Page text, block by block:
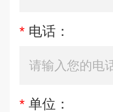
* 电话：
* 单位：